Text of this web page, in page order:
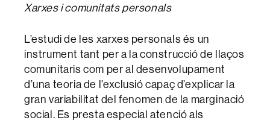
Xarxes i comunitats personals
L’estudi de les xarxes personals és un
instrument tant per a la construcció de llaços
comunitaris com per al desenvolupament
d’una teoria de l’exclusió capaç d’explicar la
gran variabilitat del fenomen de la marginació
social. Es presta especial atenció als